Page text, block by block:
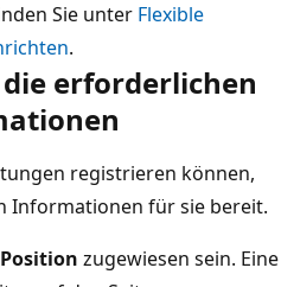
Sie unter Flexible
.
erforderlichen
registrieren können,
Informationen für sie bereit.
Position zugewiesen sein. Eine